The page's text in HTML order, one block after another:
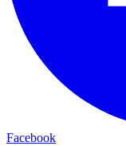
Facebook